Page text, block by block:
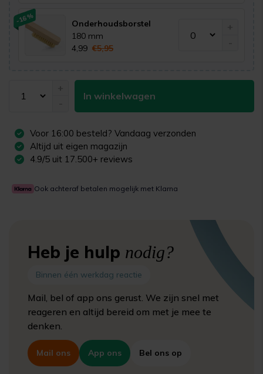
-16%
Onderhoudsborstel
180 mm
4,99 €5,95
In winkelwagen
Voor 16:00 besteld? Vandaag verzonden
Altijd uit eigen magazijn
4.9/5 uit 17.500+ reviews
Ook achteraf betalen mogelijk met Klarna
Heb je hulp nodig?
Binnen één werkdag reactie
Mail, bel of app ons gerust. We zijn snel met
reageren en altijd bereid om met je mee te
denken.
Mail ons App ons Bel ons op